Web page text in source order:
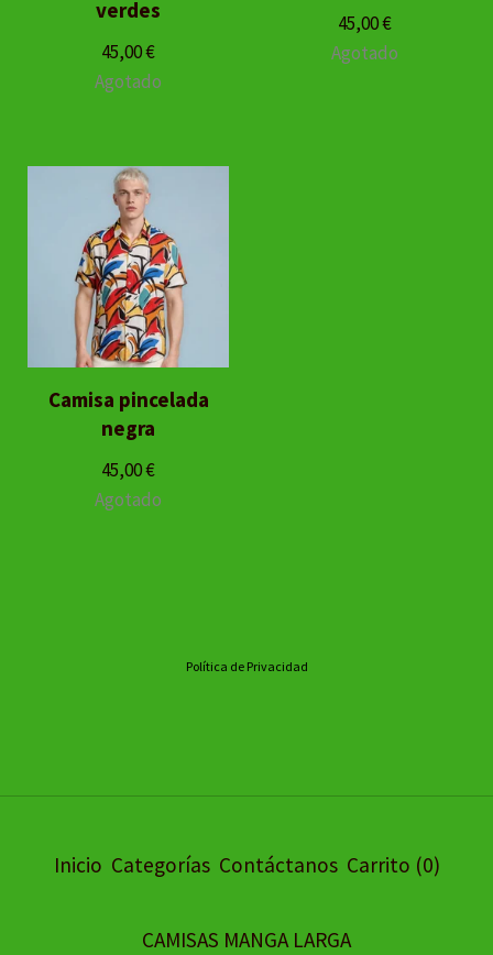
verdes
45,00€
Agotado
45,00€
Agotado
Camisa pincelada
negra
45,00€
Agotado
Política de Privacidad
Inicio Categorías Contáctanos Carrito (0)
CAMISAS MANGA LARGA